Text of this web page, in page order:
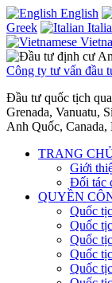
English
Greek
Công ty tư vấn đầu
Đầu tư quốc tịch
Grenada, Vanuatu,
Anh Quốc,
TRANG
Giới
Đối tác
QUYỀN
Quốc
Quốc
Quốc
Quốc
Quốc